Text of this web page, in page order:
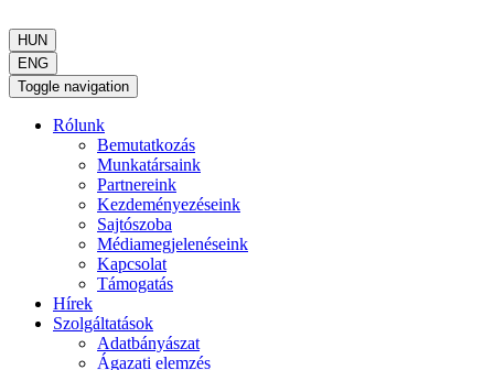
HUN
ENG
Toggle navigation
Rólunk
Bemutatkozás
Munkatársaink
Partnereink
Kezdeményezéseink
Sajtószoba
Médiamegjelenéseink
Kapcsolat
Támogatás
Hírek
Szolgáltatások
Adatbányászat
Ágazati elemzés